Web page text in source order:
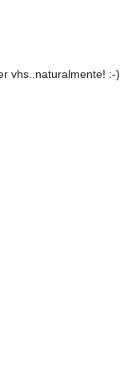
vhs..naturalmente! :-)